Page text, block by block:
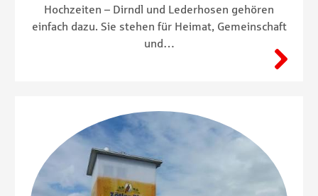
Hochzeiten – Dirndl und Lederhosen gehören
einfach dazu. Sie stehen für Heimat, Gemeinschaft
und…